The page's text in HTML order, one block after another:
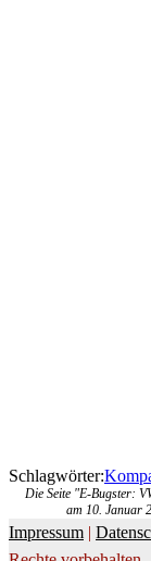
Schlagwörter:
Die Seite "E-Bugster:
am 10. Januar
Impressum |